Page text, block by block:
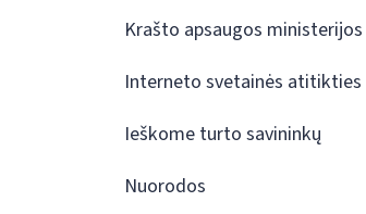
Krašto apsaugos
Interneto svetainės atitikties
Ieškome turto savininkų
Nuorodos